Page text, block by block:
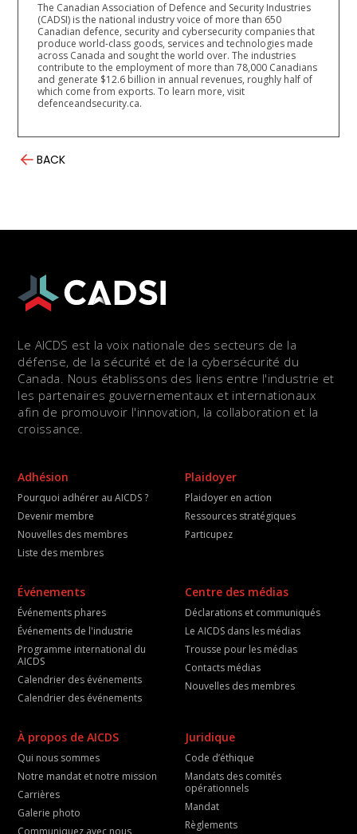
The Canadian Association of Defence and Security Industries
(CADSI) is the national industry voice of more than 650
Canadian defence, security and cybersecurity companies that
produce world-class goods, services and technologies made
across Canada and sought the world over. The industries
contribute to the employment of more than 78,000 Canadians
and generate $12.6 billion in annual revenues, roughly half of
which come from exports. To learn more, visit
defenceandsecurity.ca.
BACK
Le AICDS est la voix nationale des secteurs de la
défense, de la sécurité et de la cybersécurité du
Canada. Nous établissons des liens entre l'industrie et
les partenaires gouvernementaux et internationaux
afin de promouvoir l'innovation, la collaboration et la
croissance.
Adhésion
Pourquoi adhérer au AICDS ?
Devenir membre
Nouvelles des membres
Liste des membres
Plaidoyer
Plaidoyer en action
Ressources stratégiques
Particupez
Événements
Événements phares
Événements de l'industrie
Programme international du
AICDS
Calendrier des événements
Calendrier des événements
Centre des médias
Déclarations et communiqués
Le AICDS dans les médias
Trousse pour les médias
Contacts médias
Nouvelles des membres
À propos de AICDS
Qui nous sommes
Notre mandat et notre mission
Carrières
Galerie photo
Communiquez avec nous
Juridique
Code d’éthique
Mandats des comités
opérationnels
Mandat
Règlements